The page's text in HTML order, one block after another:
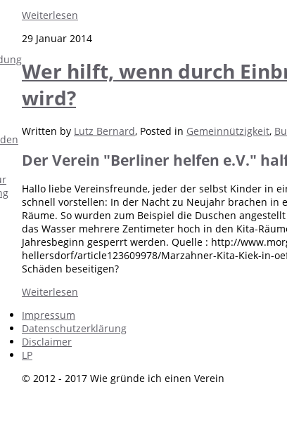
Weiterlesen
29 Januar 2014
Wer hilft, wenn durch
wird?
Written by Lutz Bernard, Posted in Gemeinnützigkeit,
Der Verein "Berliner helfen e.V."
Hallo liebe Vereinsfreunde, jeder der selbst Kinder in
schnell vorstellen: In der Nacht zu Neujahr brachen
Räume. So wurden zum Beispiel die Duschen
das Wasser mehrere Zentimeter hoch in den Kita-
Jahresbeginn gesperrt werden. Quelle : http://
hellersdorf/article123609978/Marzahner-Kita-Kiek-in-
Schäden beseitigen?
Weiterlesen
Impressum
Datenschutzerklärung
Disclaimer
LP
© 2012 - 2017 Wie gründe ich einen Verein